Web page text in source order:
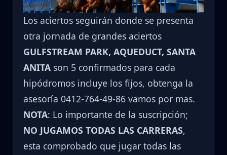
Los aciertos seguirán donde se presenta
otra jornada de grandes aciertos
GULFSTREAM PARK, AQUEDUCT, SANTA
ANITA son 5 confirmados para cada
hipódromos incluye los fijos, obtenga la
asesoría 0412-764-49-86 vamos por mas.
NOTA: Lo importante de la suscripción;
NO JUGAMOS TODAS LAS CARRERAS,
esta comprobado que jugar todas las